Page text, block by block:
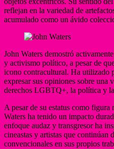
reflejan en la variedad de
acumulado como un ávido
John Waters demostró
y activismo político, a pesar de
icono contracultural. Ha utilizado
expresar sus opiniones sobre una
derechos LGBTQ+, la política y
A pesar de su estatus como
Waters ha tenido un impacto
enfoque audaz y transgresor ha
cineastas y artistas que continúan
convencionales en sus propios